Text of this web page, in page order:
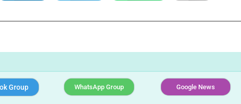
Group WhatsApp Group Google News